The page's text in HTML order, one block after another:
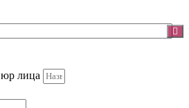
лица